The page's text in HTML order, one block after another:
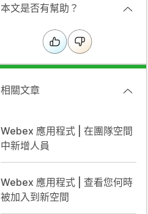
本文是否有幫助？
相關文章
Webex 應用程式 | 在團隊空間
中新增人員
Webex 應用程式 | 查看您何時
被加入到新空間